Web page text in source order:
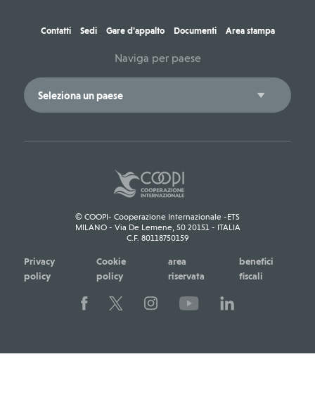
Contatti Sedi Gare d'appalto Documenti Area stampa
Naviga per paese
© COOPI- Cooperazione Internazionale -ETS
MILANO - Via De Lemene, 50 20151 - ITALIA
C.F. 80118750159
Privacy
policy
Cookie
policy
area
riservata
benefici
fiscali